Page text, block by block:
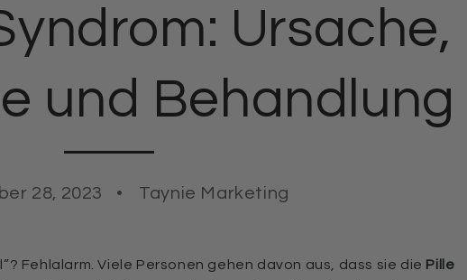
Ursache,
und Behandlung
28, 2023 Taynie Marketing
Fehlalarm. Viele Personen gehen davon aus, dass sie die Pille